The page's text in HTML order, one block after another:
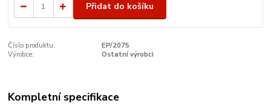
Přidat do košíku
Číslo produktu:
EP/2075
Výrobce:
Ostatní výrobci
Kompletní specifikace